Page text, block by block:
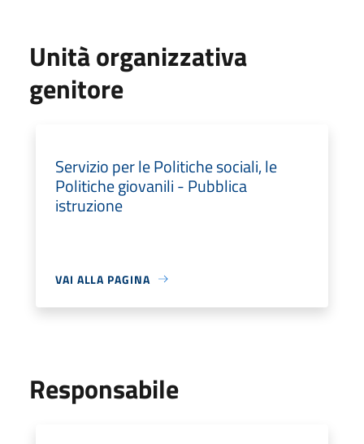
Unità organizzativa
genitore
Servizio per le Politiche sociali, le
Politiche giovanili - Pubblica
istruzione
VAI ALLA PAGINA
Responsabile